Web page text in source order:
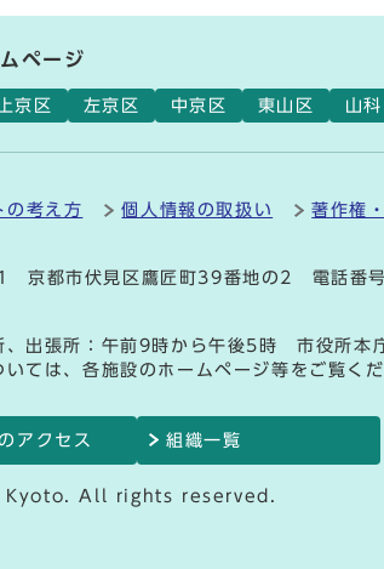
ページ
上京区 左京区 中京区 東山区 山科
の考え方 個人情報の取扱い 著作権
京都市伏見区鷹匠町39番地の2 電話番号
、出張所：午前9時から午後5時 市役所
いては、各施設のホームページ等をご覧くだ
アクセス 組織一覧
All rights reserved.